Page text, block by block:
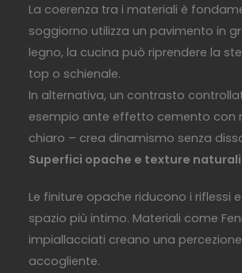
La coerenza tra i materiali è
soggiorno utilizza un pavimento in
legno, la cucina può riprendere la
top o schienale.
In alternativa, un contrasto
esempio ante effetto cemento con
chiaro – crea dinamismo senza
Superfici opache e texture naturali
Le finiture opache riducono i riflessi
spazio più intimo. Materiali come
impiallacciati creano una
accogliente.